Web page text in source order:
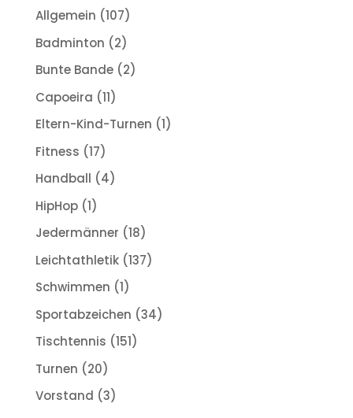
Allgemein (107)
Badminton (2)
Bunte Bande(2)
Capoeira (11)
Eltern-Kind-Turnen (1)
Fitness (17)
Handball (4)
HipHop(1)
Jedermänner (18)
Leichtathletik(137)
Schwimmen (1)
Sportabzeichen (34)
Tischtennis (151)
Turnen (20)
Vorstand (3)